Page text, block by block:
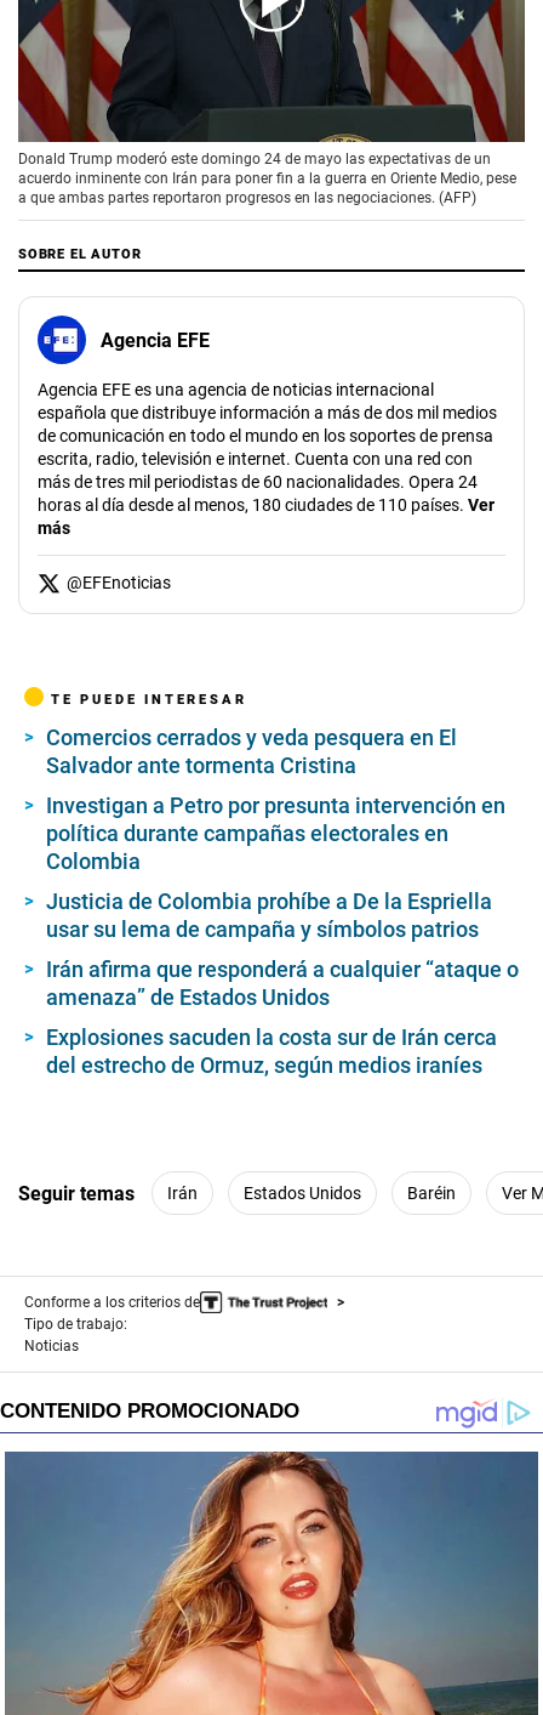
00:00
Donald Trump moderó este domingo 24 de mayo las expectativas de un
acuerdo inminente con Irán para poner fin a la guerra en Oriente Medio, pese
a que ambas partes reportaron progresos en las negociaciones. (AFP)
SOBRE EL AUTOR
Agencia EFE
Agencia EFE es una agencia de noticias internacional
española que distribuye información a más de dos mil medios
de comunicación en todo el mundo en los soportes de prensa
escrita, radio, televisión e internet. Cuenta con una red con
más de tres mil periodistas de 60 nacionalidades. Opera 24
horas al día desde al menos, 180 ciudades de 110 países. Ver
más
@EFEnoticias
TE PUEDE INTERESAR
Comercios cerrados y veda pesquera en El
Salvador ante tormenta Cristina
Investigan a Petro por presunta intervención en
política durante campañas electorales en
Colombia
Justicia de Colombia prohíbe a De la Espriella
usar su lema de campaña y símbolos patrios
Irán afirma que responderá a cualquier “ataque o
amenaza” de Estados Unidos
Explosiones sacuden la costa sur de Irán cerca
del estrecho de Ormuz, según medios iraníes
Seguir temas Irán Estados Unidos Baréin Ver
Conforme a los criterios de
Tipo de trabajo:
Noticias